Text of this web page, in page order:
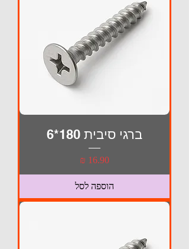
ברגי סיבית 180*6
מחיר
הוספה לסל